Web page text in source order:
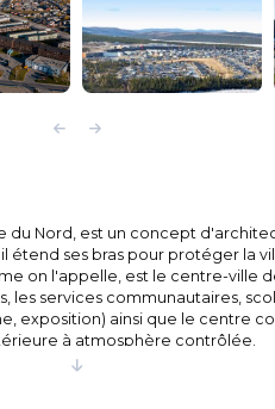
du Nord, est un concept
étend ses bras pour protéger la
on l'appelle, est le centre-ville
services communautaires,
exposition) ainsi que le centre
à atmosphère contrôlée.